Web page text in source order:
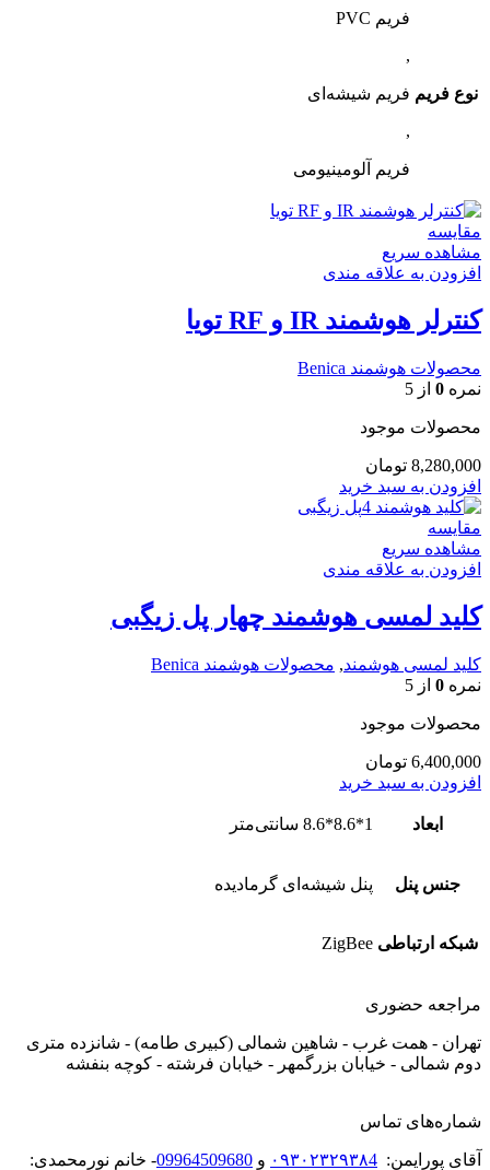
نوع فریم
فریم PVC
,
فریم شیشه‌ای
,
فریم آلومینیومی
مقایسه
مشاهده سریع
افزودن به علاقه مندی
کنترلر هوشمند IR و RF تویا
محصولات هوشمند Benica
نمره 0 از 5
محصولات موجود
8,280,000 تومان
افزودن به سبد خرید
مقایسه
مشاهده سریع
افزودن به علاقه مندی
کلید لمسی هوشمند چهار پل زیگبی
کلید لمسی هوشمند, محصولات هوشمند Benica
نمره 0 از 5
محصولات موجود
6,400,000 تومان
افزودن به سبد خرید
ابعاد 1*8.6*8.6 سانتی‌متر
جنس پنل پنل شیشه‌ای گرمادیده
شبکه ارتباطی ZigBee
مراجعه حضوری
تهران - همت غرب - شاهین شمالی (کبیری طامه) - شانزده متری
دوم شمالی - خیابان بزرگمهر - خیابان فرشته - کوچه بنفشه
شماره‌های تماس
آقای پورایمن: ۰۹۳۰۲۳۲۹۳۸4 و 09964509680- خانم نورمحمدی: